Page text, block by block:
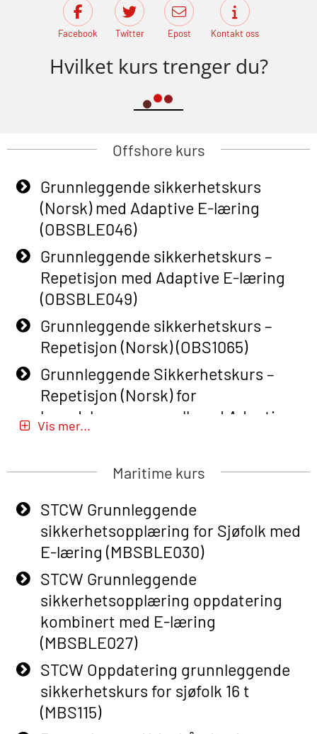
Facebook Twitter Epost Kontakt oss
Hvilket kurs trenger du?
Offshore kurs
Grunnleggende sikkerhetskurs
(Norsk) med Adaptive E-læring
(OBSBLE046)
Grunnleggende sikkerhetskurs –
Repetisjon med Adaptive E-læring
(OBSBLE049)
Grunnleggende sikkerhetskurs –
Repetisjon (Norsk) (OBS1065)
Grunnleggende Sikkerhetskurs –
Repetisjon (Norsk) for
beredskapspersonell med Adaptive
E-læring (OBSBLE051)
Basic Safety Training (English) – with
Adaptive E-learning (OBSBLE047)
Basic Safety Training – Refresher
Course (English) with E-learning
(OBSBLE048)
Basic Safety Training – Refresher
Course (English) (OBS1063)
Basic Safety Training – Refresher
Course (English) for emergency
response personnel with Adaptive E-
learning (OBSBLE050)
Helikopterevakuering inkl pustelunge
Vis mer...
Maritime kurs
STCW Grunnleggende
sikkerhetsopplæring for Sjøfolk med
E-læring (MBSBLE030)
STCW Grunnleggende
sikkerhetsopplæring oppdatering
kombinert med E-læring
(MBSBLE027)
STCW Oppdatering grunnleggende
sikkerhetskurs for sjøfolk 16 t
(MBS115)